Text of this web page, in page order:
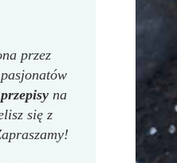
przez
przepisy na
się z